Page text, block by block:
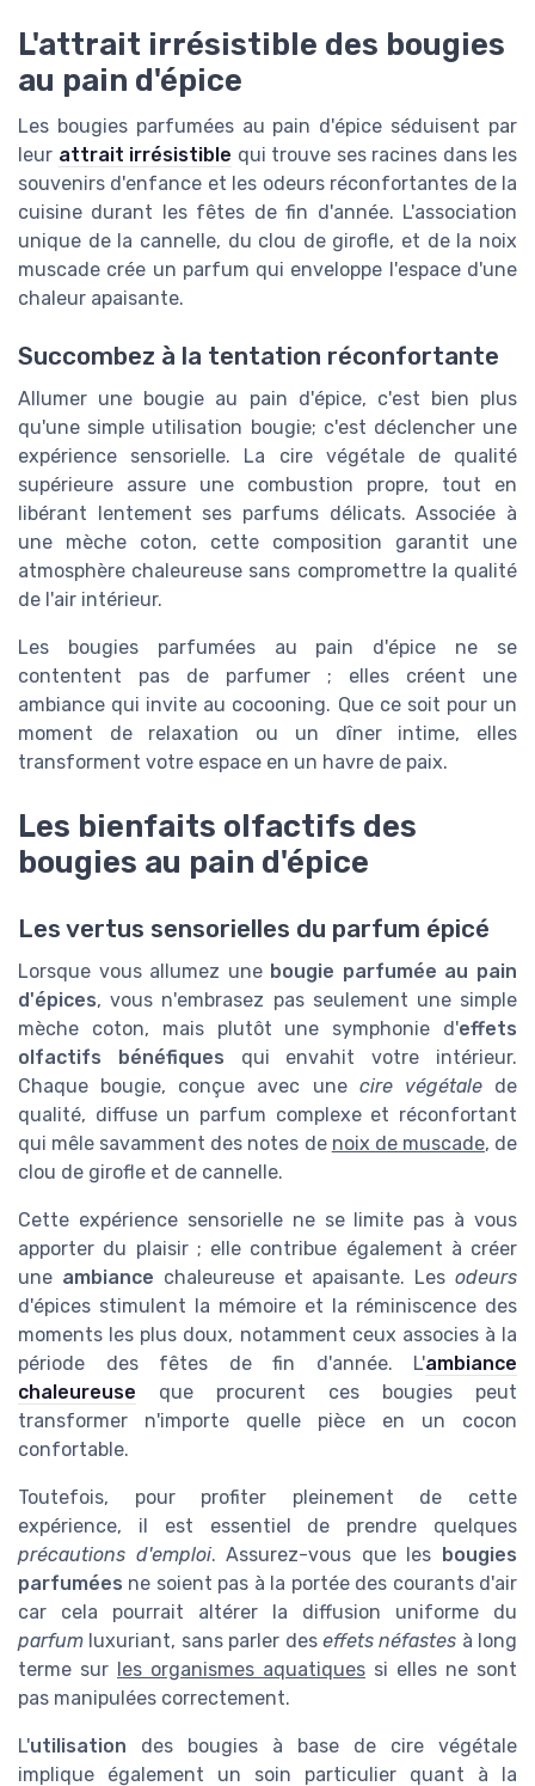
L'attrait irrésistible des bougies
au pain d'épice
Les bougies parfumées au pain d'épice séduisent par
leur attrait irrésistible qui trouve ses racines dans les
souvenirs d'enfance et les odeurs réconfortantes de la
cuisine durant les fêtes de fin d'année. L'association
unique de la cannelle, du clou de girofle, et de la noix
muscade crée un parfum qui enveloppe l'espace d'une
chaleur apaisante.
Succombez à la tentation réconfortante
Allumer une bougie au pain d'épice, c'est bien plus
qu'une simple utilisation bougie; c'est déclencher une
expérience sensorielle. La cire végétale de qualité
supérieure assure une combustion propre, tout en
libérant lentement ses parfums délicats. Associée à
une mèche coton, cette composition garantit une
atmosphère chaleureuse sans compromettre la qualité
de l'air intérieur.
Les bougies parfuméesau pain d'épice ne se
contentent pas de parfumer ; elles créent une
ambiance qui invite au cocooning. Que ce soit pour un
moment de relaxation ou un dîner intime, elles
transforment votre espace en un havre de paix.
Les bienfaits olfactifs des
bougies au pain d'épice
Les vertus sensorielles du parfum épicé
Lorsque vous allumez une bougie parfumée au pain
d'épices, vous n'embrasez pas seulement une simple
mèche coton, mais plutôt une symphonie d'effets
olfactifs bénéfiques qui envahit votre intérieur.
Chaque bougie, conçue avec une cire végétalede
qualité, diffuse un parfum complexe et réconfortant
qui mêle savamment des notes de noix de muscade, de
clou de girofle et de cannelle.
Cette expérience sensorielle ne se limite pas à vous
apporter du plaisir ; elle contribue également à créer
une ambiance chaleureuse et apaisante. Lesodeurs
d'épices stimulent la mémoire et la réminiscence des
moments les plus doux, notamment ceux associes à la
période des fêtes de fin d'année. L'ambiance
chaleureuse que procurent ces bougies peut
transformer n'importe quelle pièce en un cocon
confortable.
Toutefois, pour profiter pleinement de cette
expérience, il est essentiel de prendre quelques
précautions d'emploi. Assurez-vous que les
bougies
parfumées ne soient pas à la portée des courants d'air
car cela pourrait altérer la diffusion uniforme du
parfum luxuriant, sans parler des effets néfastes à long
terme sur
les organismes aquatiques si elles ne sont
pas manipulées correctement.
L'utilisation des bougies à base de cire végétale
implique également un soin particulier quant à la